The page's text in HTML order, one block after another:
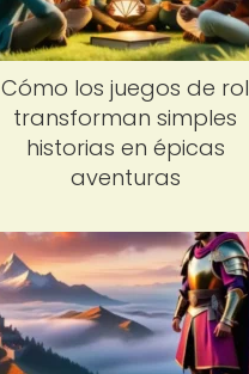
Cómo los juegos de rol
transforman simples
historias en épicas
aventuras